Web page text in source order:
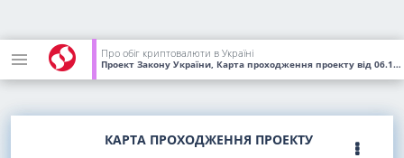
Про обіг криптовалюти в Україні
Проект Закону України, Карта проходження проекту від 06.10.2017
КАРТА ПРОХОДЖЕННЯ ПРОЕКТУ